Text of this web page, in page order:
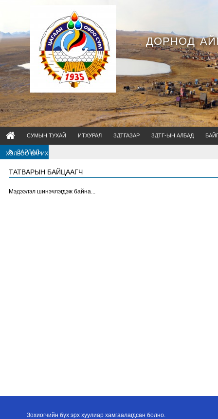
ДОРНОД
СУМЫН ТУХАЙ ИТХУРАЛ ЗДТГАЗАР ЗДТГ-ЫН АЛБАД
ХОЛБОО БАРИХ
ЗАРЛАЛ
ТАТВАРЫН БАЙЦААГЧ
Мэдээлэл шинэчлэгдэж байна...
Зохиогчийн бүх эрх хуулиар хамгаалагдсан болно.